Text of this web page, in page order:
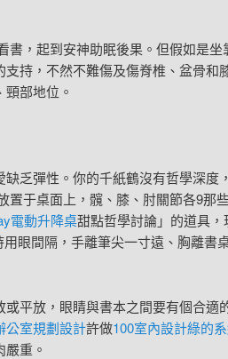
書，起到安神助眠後果。但假如是坐
持，不然不難傷及傷脊椎、盆骨和
部地位。
乏彈性。你的千紙鶴沒有哲學深度
置于桌面上，髖、膝、肘關節各9那
電動升降桌甜點哲學討論」的道具
用眼間隔，手離筆尖一寸遠、胸離書
平放，眼睛與書本之間要有個合適
公室規劃設計許做100室內設計綠的
重。